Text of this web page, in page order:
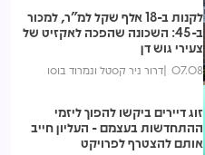
לקנות ב-18 אלף שקל למ"ר, למכור
ב-45: השכונה שהפכה לאקזיט של
צעירי גוש דן
07.08 דרור ניר קסטל ונמרוד בוסו
זוג דיירים ביקשו להפוך ליזמי
ההתחדשות בעצמם - העליון חייב
אותם להצטרף לפרויקט